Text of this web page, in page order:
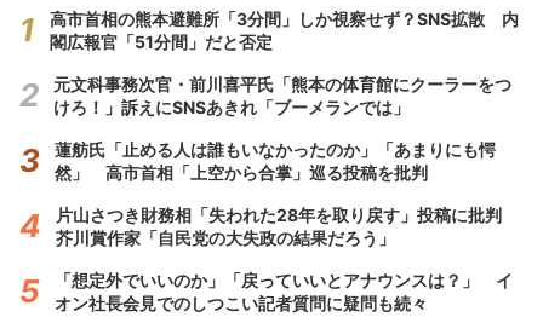
高市首相の熊本避難所「3分間」しか視察せず？SNS拡散 内
閣広報官「51分間」だと否定
元文科事務次官・前川喜平氏「熊本の体育館にクーラーをつ
けろ！」訴えにSNSあきれ「ブーメランでは」
蓮舫氏「止める人は誰もいなかったのか」「あまりにも愕
然」 高市首相「上空から合掌」巡る投稿を批判
片山さつき財務相「失われた28年を取り戻す」投稿に批判
芥川賞作家「自民党の大失政の結果だろう」
「想定外でいいのか」「戻っていいとアナウンスは？」 イ
オン社長会見でのしつこい記者質問に疑問も続々